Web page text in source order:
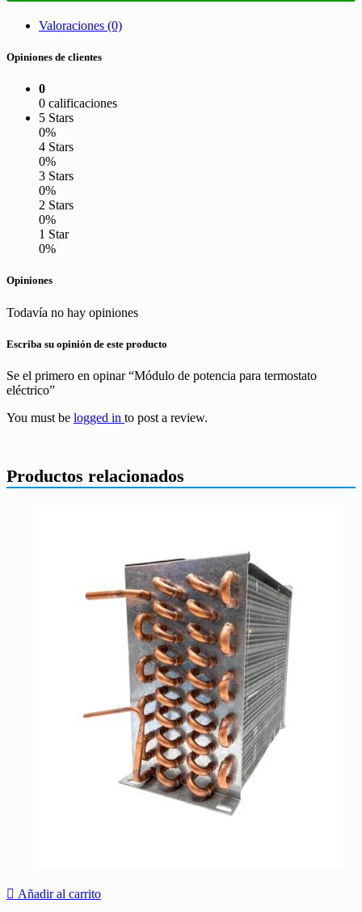
Valoraciones (0)
Opiniones de clientes
0
0 calificaciones
5 Stars
0%
4 Stars
0%
3 Stars
0%
2 Stars
0%
1 Star
0%
Opiniones
Todavía no hay opiniones
Escriba su opinión de este producto
Se el primero en opinar “Módulo de potencia para termostato
eléctrico”
You must be logged in to post a review.
Productos relacionados
Añadir al carrito